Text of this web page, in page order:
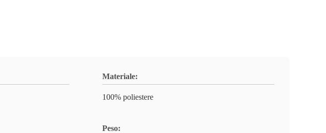
Materiale:
100% poliestere
Peso: